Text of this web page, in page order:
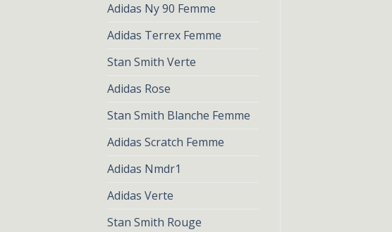
Adidas Ny 90 Femme
Adidas Terrex Femme
Stan Smith Verte
Adidas Rose
Stan Smith Blanche Femme
Adidas Scratch Femme
Adidas Nmdr1
Adidas Verte
Stan Smith Rouge